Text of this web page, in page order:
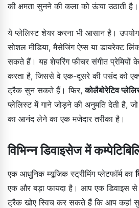
की क्षमता सुनने की कला को ऊंचा उठाती है।
ये प्लेलिस्ट शेयर करना भी आसान है।
सोशल मीडिया, मैसेजिंग ऐप्स या डायरेक्ट
सकते हैं। यह शेयरिंग फीचर संगीत प्रेमियों के
करता है, जिससे वे एक-दूसरे की पसंद को
ट्रैक सुन सकते हैं। फिर,कोलैबोरेटिव
प्लेलिस्ट में गाने जोड़ने की अनुमति देती है,
का आनंद लेने का एक मजेदार तरीका है।
विभिन्न डिवाइसेज में
एक आधुनिक म्यूजिक स्ट्रीमिंग प्लेटफॉर्म का
एक और बड़ा फायदा है। आप एक डिवाइस से
ट्रैक खोए स्विच कर सकते हैं कि आप कहां